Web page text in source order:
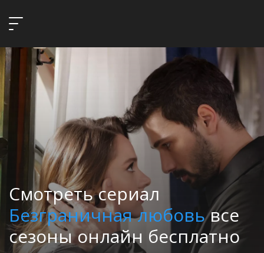
Смотреть сериал
Безграничная любовьвсе
сезоны онлайн бесплатно